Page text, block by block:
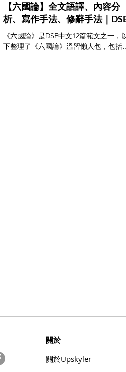
【六國論】全文語譯、內容分
析、寫作手法、修辭手法｜DSE
中文12篇範文｜文言指定篇章精
讀
《六國論》是DSE中文12篇範文之一，以
下整理了《六國論》溫習懶人包，包括全
​關於
​關於Upskyler